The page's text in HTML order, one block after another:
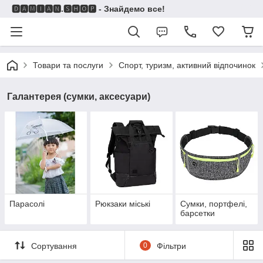
🅳🅰🅼🅸🅰🅽.🆂🅷🅾🅿 - Знайдемо все!
Товари та послуги Спорт, туризм, активний відпочинок
Галантерея (сумки, аксесуари)
Парасолі Рюкзаки міські
Сумки, портфелі,
барсетки
Сортування 0 Фільтри